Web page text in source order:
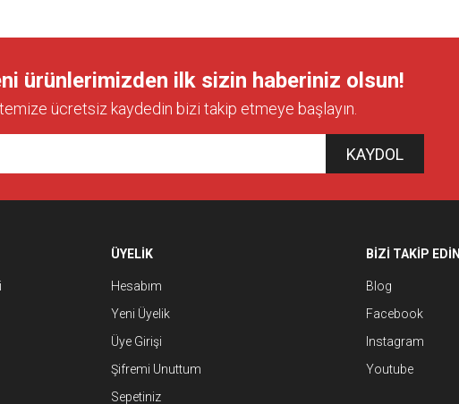
ürünlerimizden ilk sizin haberiniz olsun!
ücretsiz kaydedin bizi takip etmeye başlayın.
KAYDOL
ÜYELİK
Hesabım
Yeni Üyelik
Üye Girişi
Şifremi Unuttum
Sepetiniz
BİZİ TAKİP EDİN
Blog
Facebook
Instagram
Youtube